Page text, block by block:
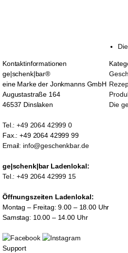
Kontaktinformationen
ge|schenk|bar®
eine Marke der Jonkmanns GmbH
Augustastraße 164
46537 Dinslaken
Tel.: +49 2064 42999 0
Fax.: +49 2064 42999 99
Email: info@geschenkbar.de
ge|schenk|bar Ladenlokal:
Tel.: +49 2064 42999 15
Öffnungszeiten Ladenlokal:
Montag – Freitag: 9.00 – 18.00 Uhr
Samstag: 10.00 – 14.00 Uhr
Die
Support